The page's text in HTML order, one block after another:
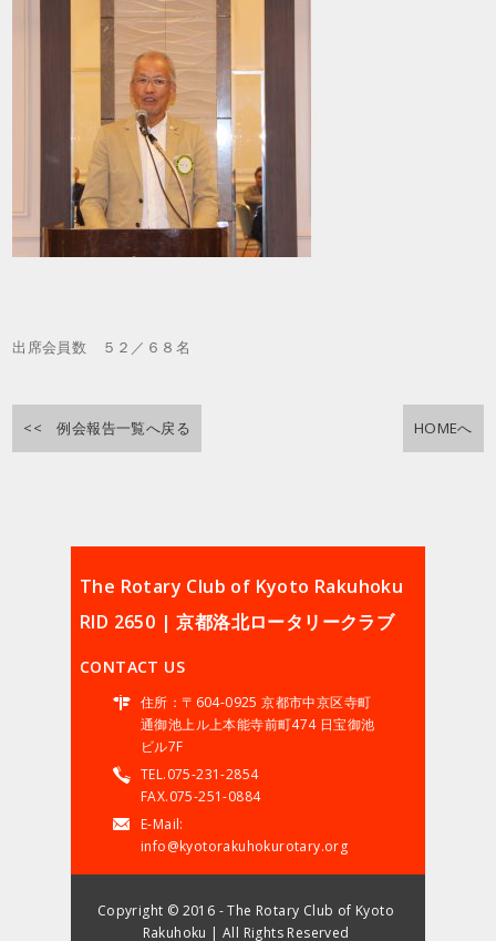
出席会員数 ５２／６８名
<< 例会報告一覧へ戻る HOMEへ
The Rotary Club of Kyoto Rakuhoku
RID 2650 | 京都洛北ロータリークラブ
CONTACT US
住所：〒604-0925 京都市中京区寺町
通御池上ル上本能寺前町474 日宝御池
ビル7F
TEL.075-231-2854
FAX.075-251-0884
E-Mail:
info@kyotorakuhokurotary.org
Copyright © 2016 - The Rotary Club of Kyoto
Rakuhoku | All Rights Reserved